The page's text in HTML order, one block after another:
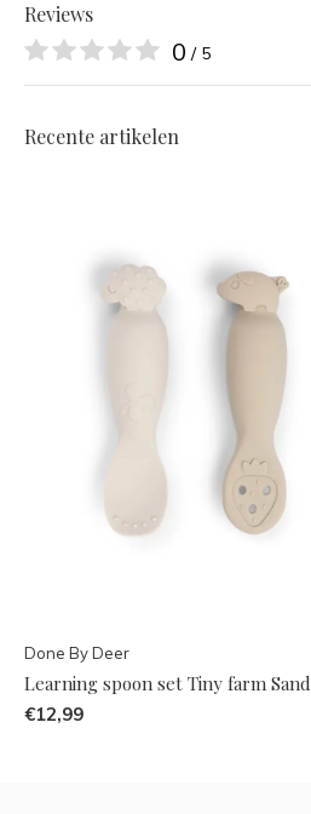
Reviews
0 / 5
Recente artikelen
Done By Deer
Learning spoon set Tiny farm Sand
€12,99